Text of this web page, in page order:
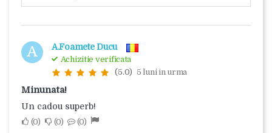
A A.Foamete Ducu
Achizitie verificata
(5.0) 5 luni in urma
Minunata!
Un cadou superb!
0 0 0